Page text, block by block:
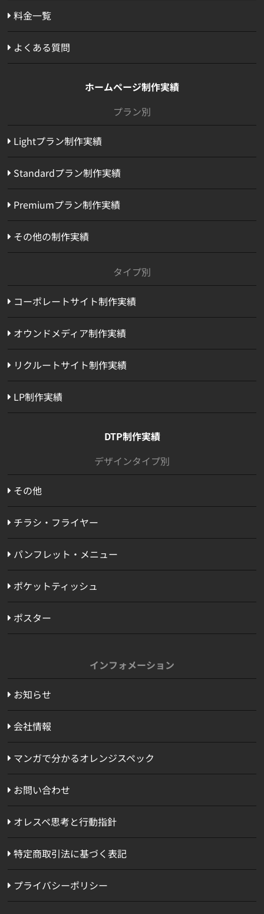
料金一覧
よくある質問
ホームページ制作実績
プラン別
Lightプラン制作実績
Standardプラン制作実績
Premiumプラン制作実績
その他の制作実績
タイプ別
コーポレートサイト制作実績
オウンドメディア制作実績
リクルートサイト制作実績
LP制作実績
DTP制作実績
デザインタイプ別
その他
チラシ・フライヤー
パンフレット・メニュー
ポケットティッシュ
ポスター
インフォメーション
お知らせ
会社情報
マンガで分かるオレンジスペック
お問い合わせ
オレスペ思考と行動指針
特定商取引法に基づく表記
プライバシーポリシー